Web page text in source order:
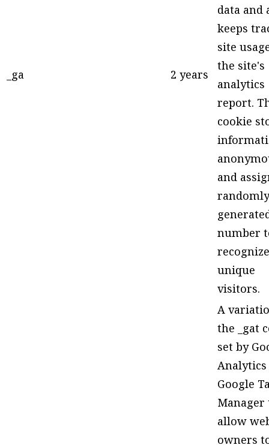
_ga 2 years
data and
keeps
site
the site's
analytics
report.
cookie
and
randomly
number
recognize
unique
visitors.
A
the _gat
set by
Analytics
Google
Manager
allow
owners